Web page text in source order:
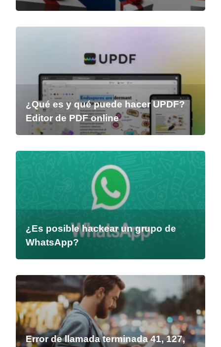
¿Qué es y qué puede hacer UPDF?
Editor de PDF online
¿Es posible hackear un grupo de
WhatsApp?
Error de llamada terminada 41, 127,